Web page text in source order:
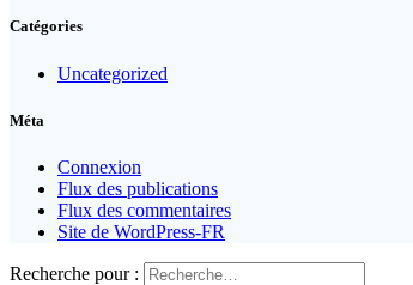
Catégories
Uncategorized
Méta
Connexion
Flux des publications
Flux des commentaires
Site de WordPress-FR
Recherche pour :